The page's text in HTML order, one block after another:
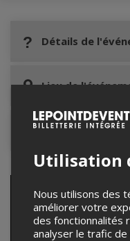
Détails de
Lieu de
Contacter
Utilisation
Nous utilisons des
améliorer votre
des fonctionnalités
analyser le trafic de